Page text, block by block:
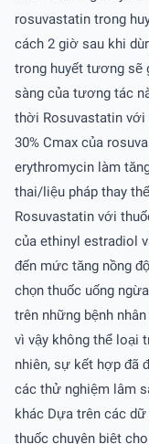
rosuvastatin trong
cách 2 giờ sau khi
trong huyết tương sẽ
sàng của tương tác
thời Rosuvastatin với
30% Cmax của
erythromycin làm
thai/liệu pháp thay
Rosuvastatin với
của ethinyl estradiol
đến mức tăng nồng
chọn thuốc uống
trên những bệnh
vì vậy không thể loại
nhiên, sự kết hợp đã
các thử nghiệm lâm
khác Dựa trên các
thuốc chuyên biệt